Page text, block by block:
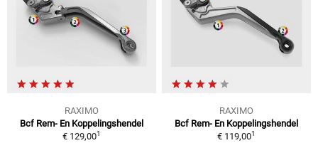
RAXIMO
Bcf Rem- En Koppelingshendel
€ 129,001
RAXIMO
Bcf Rem- En Koppelingshendel
€ 119,001